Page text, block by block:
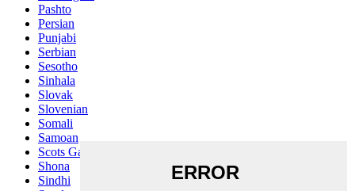
Pashto
Persian
Punjabi
Serbian
Sesotho
Sinhala
Slovak
Slovenian
Somali
Samoan
Scots Gaelic
Shona
Sindhi